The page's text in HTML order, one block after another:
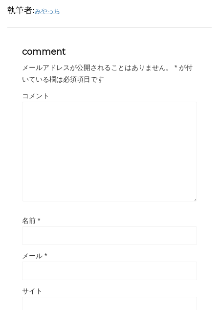
執筆者:みやっち
comment
メールアドレスが公開されることはありません。 * が付
いている欄は必須項目です
コメント
名前 *
メール *
サイト